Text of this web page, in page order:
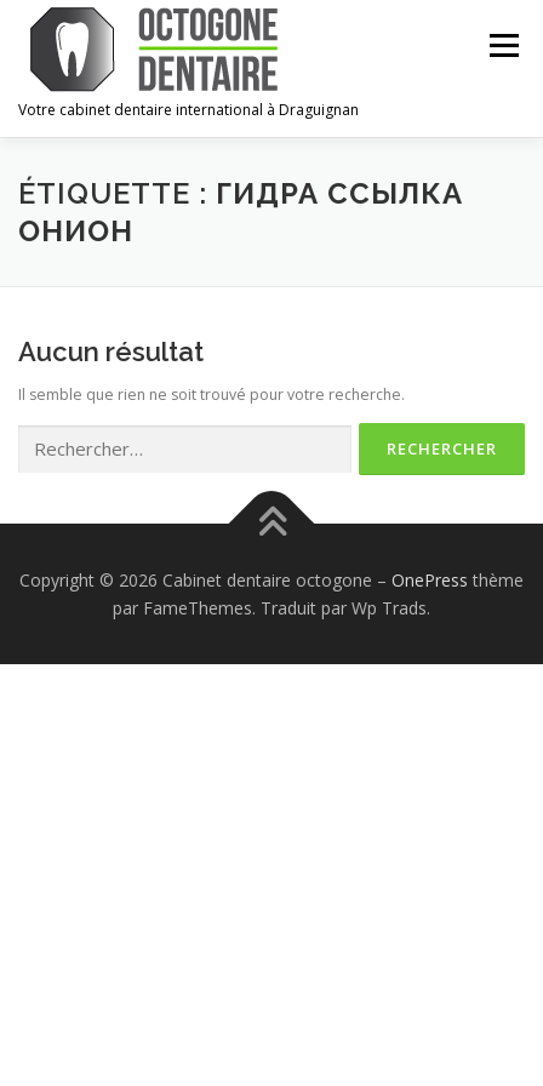
Votre cabinet dentaire international à Draguignan
Menu
ACCUEIL LE CABINET L’ÉQUIPE URGENCES
ÉTIQUETTE : ГИДРА ССЫЛКА
ОНИОН
Aucun résultat
Il semble que rien ne soit trouvé pour votre recherche.
Copyright © 2026 Cabinet dentaire octogone – OnePress thème
par FameThemes. Traduit par Wp Trads.